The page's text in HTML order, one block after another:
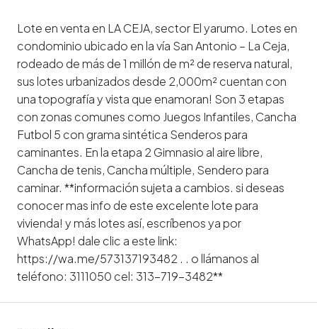
Lote en venta en LA CEJA, sector El yarumo. Lotes en
condominio ubicado en la vía San Antonio – La Ceja,
rodeado de más de 1 millón de m² de reserva natural,
sus lotes urbanizados desde 2,000m² cuentan con
una topografía y vista que enamoran! Son 3 etapas
con zonas comunes como Juegos Infantiles, Cancha
Futbol 5 con grama sintética Senderos para
caminantes. En la etapa 2 Gimnasio al aire libre,
Cancha de tenis, Cancha múltiple, Sendero para
caminar. **información sujeta a cambios. si deseas
conocer mas info de este excelente lote para
vivienda! y más lotes así, escríbenos ya por
WhatsApp! dale clic a este link:
https://wa.me/573137193482 . . o llámanos al
teléfono: 3111050 cel: 313-719-3482**